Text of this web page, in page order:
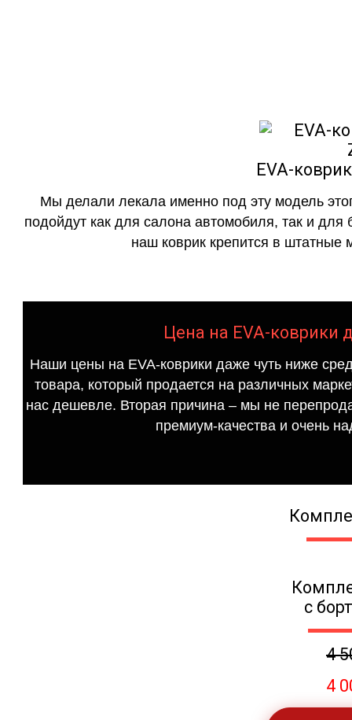
EVA-
Мы делали лекала именно под эту модель
подойдут как для салона автомобиля, так и для
наш коврик крепится в штатные
Цена на EVA-коврики
Наши цены на EVA-коврики даже чуть ниже
товара, который продается на различных
нас дешевле. Вторая причина – мы не
премиум-качества и очень
с
4
4